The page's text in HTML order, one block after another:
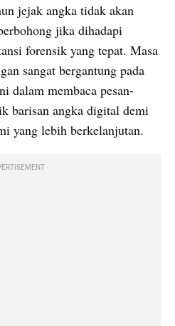
jejak angka tidak akan
jika dihadapi
forensik yang tepat. Masa
sangat bergantung pada
dalam membaca pesan-
barisan angka digital demi
yang lebih berkelanjutan.